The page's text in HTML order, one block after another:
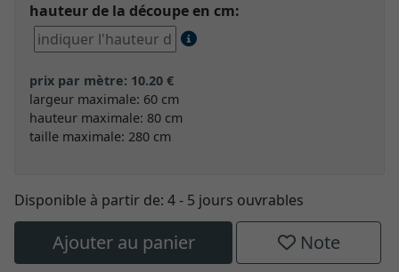
hauteur de la découpe en cm:
prix par mètre: 10.20 €
largeur maximale: 60 cm
hauteur maximale: 80 cm
taille maximale: 280 cm
Disponible à partir de: 4 - 5 jours ouvrables
Ajouter au panier Note